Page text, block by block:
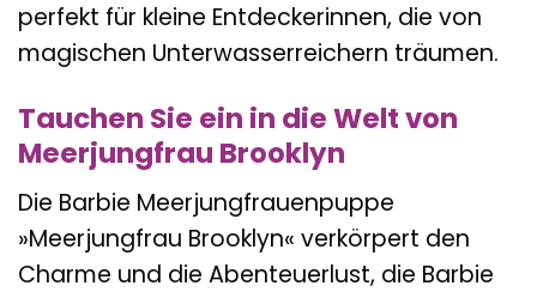
perfekt für kleine Entdeckerinnen, die von
magischen Unterwasserreichern träumen.
Tauchen Sie ein in die Welt von
Meerjungfrau Brooklyn
Die Barbie Meerjungfrauenpuppe
»Meerjungfrau Brooklyn« verkörpert den
Charme und die Abenteuerlust, die Barbie